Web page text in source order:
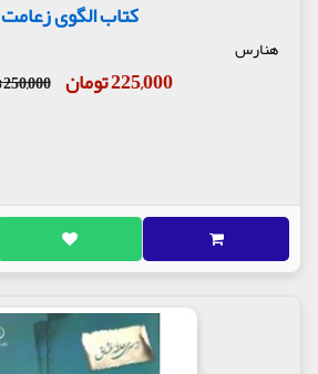
کتاب الگوی زعامت
هنارس
225,000 تومان 250,000 تومان